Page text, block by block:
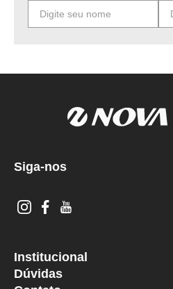
Siga-nos
Institucional
Dúvidas